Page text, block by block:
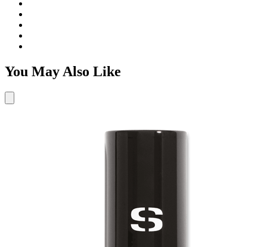
You May Also Like